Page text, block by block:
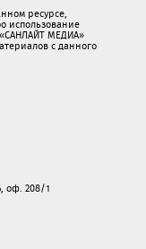
ресурсе,
использование
МЕДИА»
с данного
оф. 208/1